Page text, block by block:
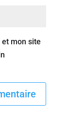
mon site